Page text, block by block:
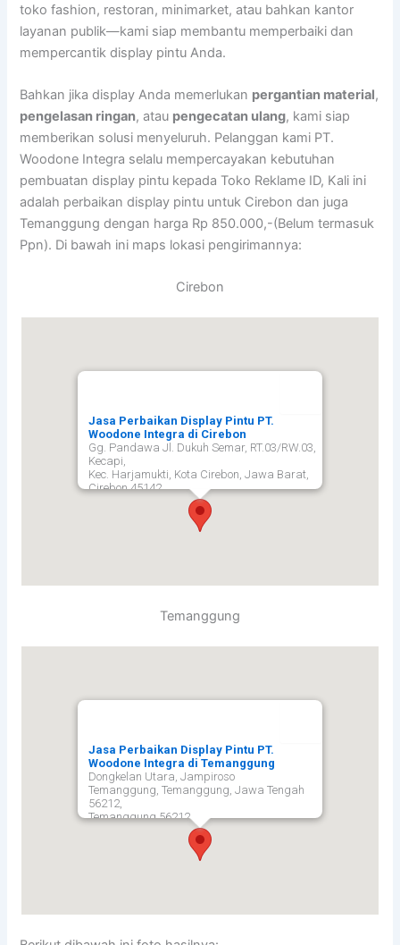
toko fashion, restoran, minimarket, atau bahkan kantor
layanan publik—kami siap membantu memperbaiki dan
mempercantik display pintu Anda.
Bahkan jika display Anda memerlukan pergantian material,
pengelasan ringan, atau pengecatan ulang, kami siap
memberikan solusi menyeluruh. Pelanggan kami PT.
Woodone Integra selalu mempercayakan kebutuhan
pembuatan display pintu kepada Toko Reklame ID, Kali ini
adalah perbaikan display pintu untuk Cirebon dan juga
Temanggung dengan harga Rp 850.000,-(Belum termasuk
Ppn). Di bawah ini maps lokasi pengirimannya:
Cirebon
Jasa Perbaikan Display Pintu PT.
Woodone Integra di Cirebon
Gg. Pandawa Jl. Dukuh Semar, RT.03/RW.03,
Kecapi,
Kec. Harjamukti, Kota Cirebon, Jawa Barat,
Cirebon 45142
Temanggung
Jasa Perbaikan Display Pintu PT.
Woodone Integra di Temanggung
Dongkelan Utara, Jampiroso
Temanggung, Temanggung, Jawa Tengah
56212,
Temanggung 56212